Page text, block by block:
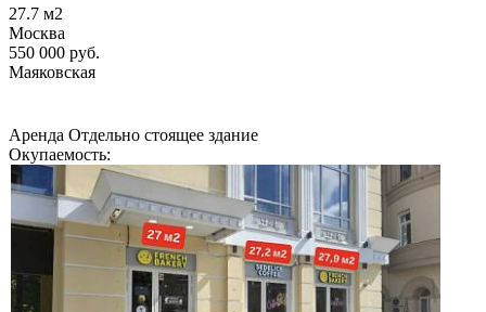
27.7 м2
Москва
550 000 руб.
Маяковская
Аренда Отдельно стоящее здание
Окупаемость: